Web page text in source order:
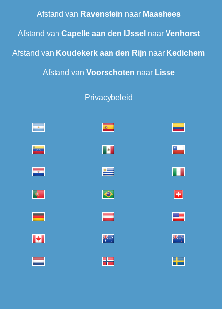
Afstand van Ravenstein naar Maashees
Afstand van Capelle aan den IJssel naar Venhorst
Afstand van Koudekerk aan den Rijn naar Kedichem
Afstand van Voorschoten naar Lisse
Privacybeleid